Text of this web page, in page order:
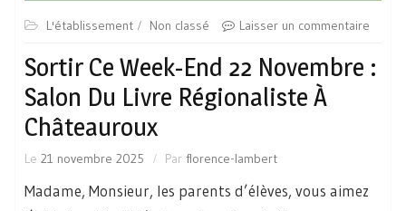
L'établissement Non classé Laisser un commentaire
Sortir Ce Week-End 22 Novembre :
Salon Du Livre Régionaliste À
Châteauroux
Le 21 novembre 2025 Par florence-lambert
Madame, Monsieur, les parents d’élèves, vous aimez